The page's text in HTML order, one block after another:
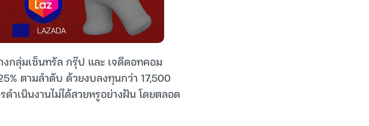
กลุ่มเซ็นทรัล กรุ๊ป และ เจดีดอทคอม
ตามลำดับ ด้วยงบลงทุนกว่า 17,500
ำเนินงานไม่ได้สวยหรูอย่างฝัน โดยตลอด